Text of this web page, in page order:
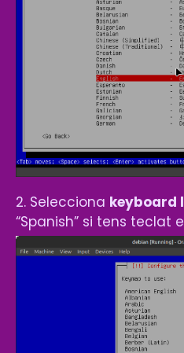
2. Selecciona keyboard
“Spanish” si tens teclat